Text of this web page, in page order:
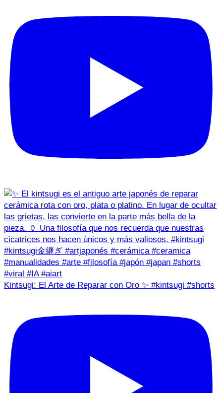
Kintsugi: El Arte de Reparar con Oro ✨ #kintsugi #shorts